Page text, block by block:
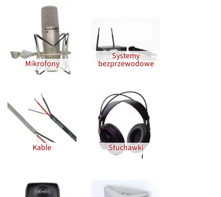
Mikrofony
Systemy
bezprzewodowe
Kable Słuchawki